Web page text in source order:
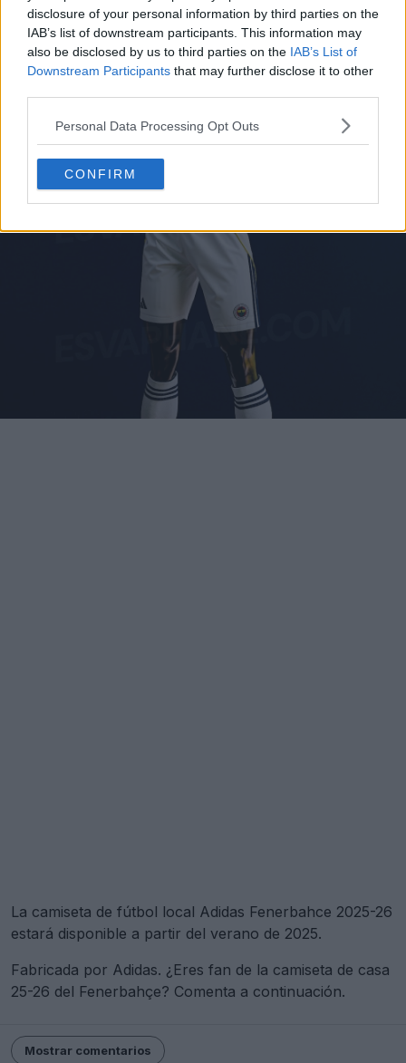
disclosure of your personal information by third parties on the
IAB’s list of downstream participants. This information may
also be disclosed by us to third parties on the IAB’s List of
Downstream Participants that may further disclose it to other
Personal Data Processing Opt Outs
CONFIRM
La camiseta de fútbol local Adidas Fenerbahce 2025-26
estará disponible a partir del verano de 2025.
Fabricada por Adidas. ¿Eres fan de la camiseta de casa
25-26 del Fenerbahçe? Comenta a continuación.
Mostrar comentarios